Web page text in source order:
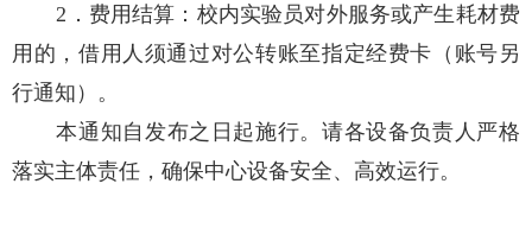
2．费用结算：校内实验员对外服务或产生耗材费
用的，借用人须通过对公转账至指定经费卡（账号另
行通知）。
本通知自发布之日起施行。请各设备负责人严格
落实主体责任，确保中心设备安全、高效运行。